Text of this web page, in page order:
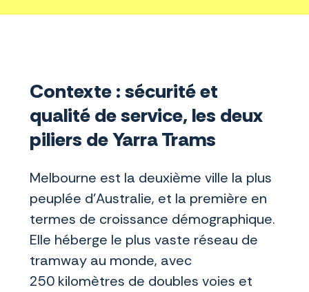
Contexte : sécurité et
qualité de service, les deux
piliers de Yarra Trams
Melbourne est la deuxième ville la plus
peuplée d’Australie, et la première en
termes de croissance démographique.
Elle héberge le plus vaste réseau de
tramway au monde, avec
250 kilomètres de doubles voies et